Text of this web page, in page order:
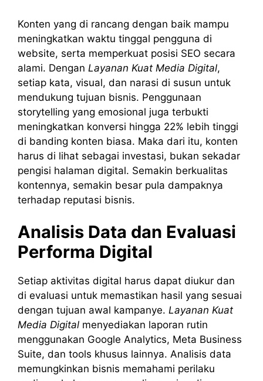
Konten yang di rancang dengan baik mampu
meningkatkan waktu tinggal pengguna di
website, serta memperkuat posisi SEO secara
alami. Dengan Layanan Kuat Media Digital,
setiap kata, visual, dan narasi di susun untuk
mendukung tujuan bisnis. Penggunaan
storytelling yang emosional juga terbukti
meningkatkan konversi hingga 22% lebih tinggi
di banding konten biasa. Maka dari itu, konten
harus di lihat sebagai investasi, bukan sekadar
pengisi halaman digital. Semakin berkualitas
kontennya, semakin besar pula dampaknya
terhadap reputasi bisnis.
Analisis Data dan Evaluasi
Performa Digital
Setiap aktivitas digital harus dapat diukur dan
di evaluasi untuk memastikan hasil yang sesuai
dengan tujuan awal kampanye. Layanan Kuat
Media Digital menyediakan laporan rutin
menggunakan Google Analytics, Meta Business
Suite, dan tools khusus lainnya. Analisis data
memungkinkan bisnis memahami perilaku